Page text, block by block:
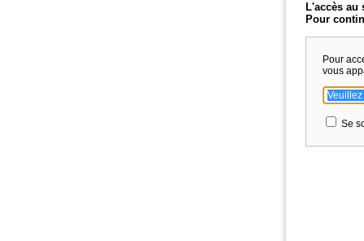
L'accès au
Pour
Pour
vous
Se